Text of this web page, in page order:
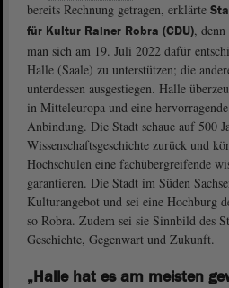
bereits Rechnung getragen, erklärte
für Kultur Rainer Robra (CDU), denn
man sich am 19. Juli 2022 dafür
Halle (Saale) zu unterstützen; die
unterdessen ausgestiegen. Halle
in Mitteleuropa und eine
Anbindung. Die Stadt schaue auf 500
Wissenschaftsgeschichte zurück und
Hochschulen eine fachübergreifende
garantieren. Die Stadt im Süden
Kulturangebot und sei eine Hochburg
so Robra. Zudem sei sie Sinnbild des
Geschichte, Gegenwart und Zukunft.
„Halle hat es am meisten